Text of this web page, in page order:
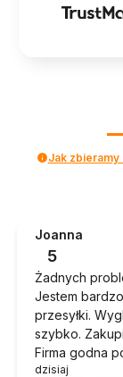
Jak zbieramy
Joanna
5
Żadnych
Jestem
przesyłki.
szybko.
Firma godna
dzisiaj